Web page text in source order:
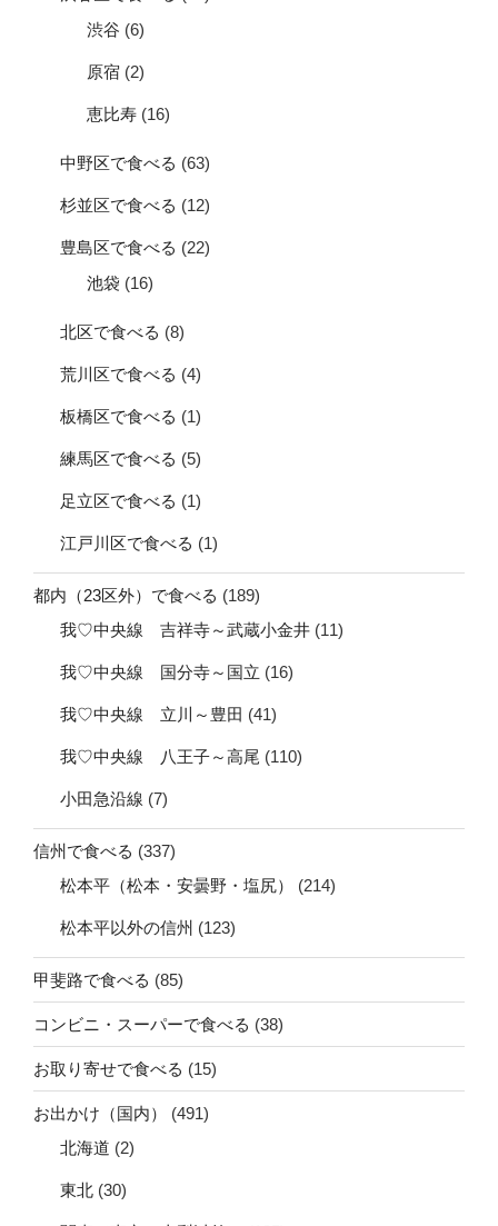
渋谷 (6)
原宿 (2)
恵比寿 (16)
中野区で食べる (63)
杉並区で食べる (12)
豊島区で食べる (22)
池袋 (16)
北区で食べる (8)
荒川区で食べる (4)
板橋区で食べる (1)
練馬区で食べる (5)
足立区で食べる (1)
江戸川区で食べる (1)
都内（23区外）で食べる (189)
我♡中央線 吉祥寺～武蔵小金井 (11)
我♡中央線 国分寺～国立 (16)
我♡中央線 立川～豊田 (41)
我♡中央線 八王子～高尾 (110)
小田急沿線 (7)
信州で食べる (337)
松本平（松本・安曇野・塩尻）
(214)
松本平以外の信州 (123)
甲斐路で食べる (85)
コンビニ・スーパーで食べる (38)
お取り寄せで食べる (15)
お出かけ（国内）
(491)
北海道 (2)
東北 (30)